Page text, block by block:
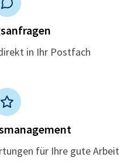
in Ihr Postfach
für Ihre gute Arbeit